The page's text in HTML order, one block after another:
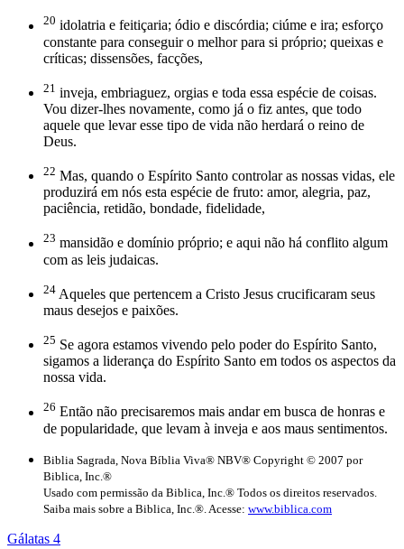
20 idolatria e feitiçaria; ódio e discórdia; ciúme e ira; esforço
constante para conseguir o melhor para si próprio; queixas e
críticas; dissensões, facções,
21 inveja, embriaguez, orgias e toda essa espécie de coisas.
Vou dizer-lhes novamente, como já o fiz antes, que todo
aquele que levar esse tipo de vida não herdará o reino de
Deus.
22 Mas, quando o Espírito Santo controlar as nossas vidas, ele
produzirá em nós esta espécie de fruto: amor, alegria, paz,
paciência, retidão, bondade, fidelidade,
23 mansidão e domínio próprio; e aqui não há conflito algum
com as leis judaicas.
24 Aqueles que pertencem a Cristo Jesus crucificaram seus
maus desejos e paixões.
25 Se agora estamos vivendo pelo poder do Espírito Santo,
sigamos a liderança do Espírito Santo em todos os aspectos da
nossa vida.
26 Então não precisaremos mais andar em busca de honras e
de popularidade, que levam à inveja e aos maus sentimentos.
Biblia Sagrada, Nova Bíblia Viva® NBV® Copyright © 2007 por
Biblica, Inc.®
Usado com permissão da Biblica, Inc.® Todos os direitos reservados.
Saiba mais sobre a Biblica, Inc.®. Acesse: www.biblica.com
Gálatas 4